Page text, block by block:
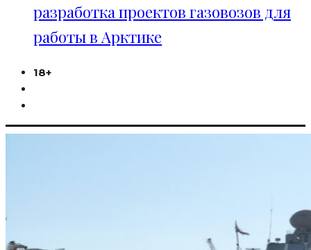
разработка проектов газовозов для
работы в Арктике
18+